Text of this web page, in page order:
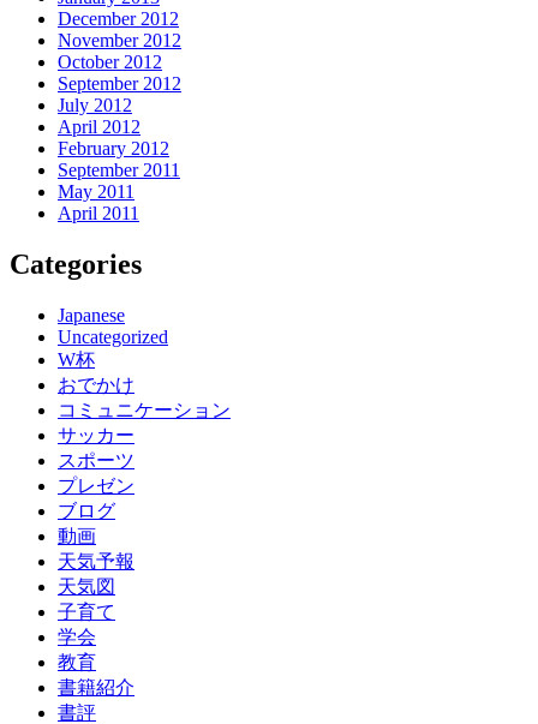
December 2012
November 2012
October 2012
September 2012
July 2012
April 2012
February 2012
September 2011
May 2011
April 2011
Categories
Japanese
Uncategorized
W杯
おでかけ
コミュニケーション
サッカー
スポーツ
プレゼン
ブログ
動画
天気予報
天気図
子育て
学会
教育
書籍紹介
書評